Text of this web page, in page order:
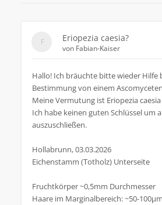
Eriopezia caesia?
von Fabian-Kaiser
Hallo! Ich bräuchte bitte wieder Hilfe
Bestimmung von einem
Meine Vermutung ist Eriopezia caesia
Ich habe keinen guten Schlüssel um
auszuschließen.
Hollabrunn, 03.03.2026
Eichenstamm (Totholz) Unterseite
Fruchtkörper ~0,5mm Durchmesser
Haare im Marginalbereich: ~50-